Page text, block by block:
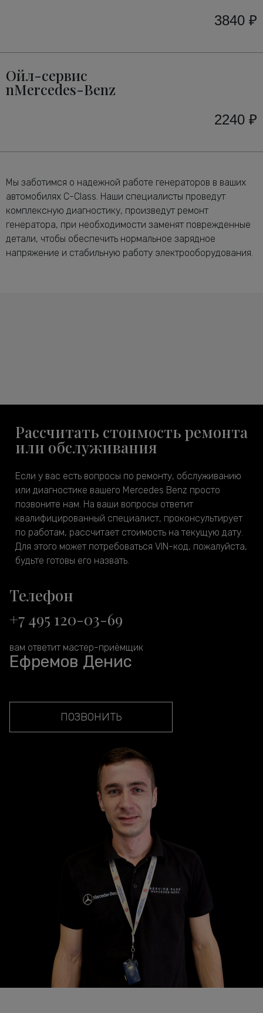
3840 ₽
Ойл-сервис
nMercedes-Benz
2240 ₽
Мы заботимся о надежной работе генераторов в ваших
автомобилях C-Class. Наши специалисты проведут
комплексную диагностику, произведут ремонт
генератора, при необходимости заменят поврежденные
детали, чтобы обеспечить нормальное зарядное
напряжение и стабильную работу электрооборудования.
Рассчитать стоимость ремонта
или обслуживания
Если у вас есть вопросы по ремонту, обслуживанию
или диагностике вашего Mercedes Benz просто
позвоните нам. На ваши вопросы ответит
квалифицированный специалист, проконсультирует
по работам, рассчитает стоимость на текущую дату.
Для этого может потребоваться VIN-код, пожалуйста,
будьте готовы его назвать.
Телефон
+7 495 120-03-69
вам ответит мастер-приёмщик
Ефремов Денис
ПОЗВОНИТЬ